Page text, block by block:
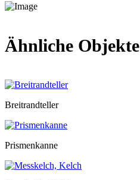
Ähnliche Objekte
Breitrandteller
Prismenkanne